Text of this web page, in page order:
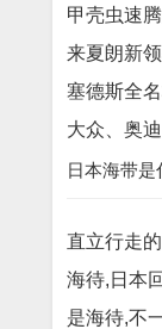
甲壳虫速
来夏朗新
塞德斯全
大众、奥
日本海带
直立行走
海待,日本
是海待,不